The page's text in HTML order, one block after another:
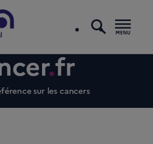
sur les cancers